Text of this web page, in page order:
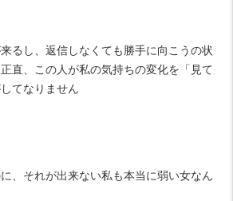
るし、返信しなくても勝手に向こうの状
直、この人が私の気持ちの変化を「見て
てなりません
、それが出来ない私も本当に弱い女なん